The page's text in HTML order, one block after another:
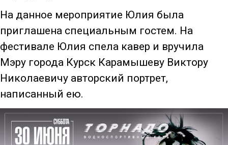
На данное мероприятие Юлия была
приглашена специальным гостем. На
фестивале Юлия спела кавер и вручила
Мэру города Курск Карамышеву Виктору
Николаевичу авторский портрет,
написанный ею.